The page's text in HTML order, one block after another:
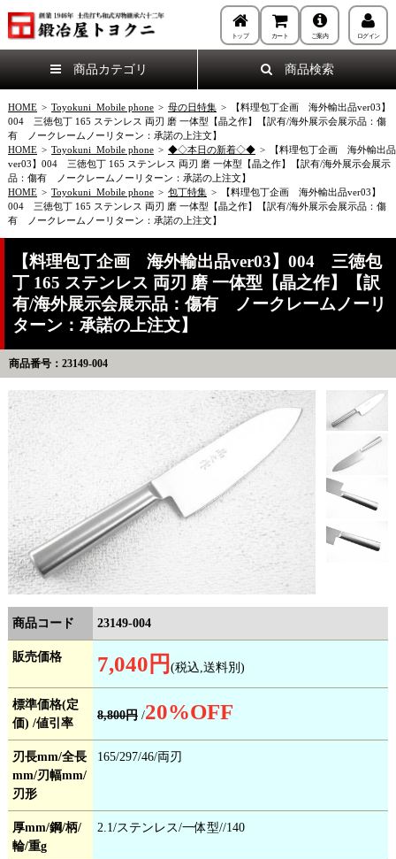
トップ カート ご案内 ログイン
商品カテゴリ 商品検索
HOME > Toyokuni_Mobile phone > 母の日特集 >
【料理包丁企画 海外輸出品ver03】
004 三徳包丁 165 ステンレス 両刃 磨 一体型【晶之作】【訳有/海外展示会展示品：傷
有 ノークレームノーリターン：承諾の上注文】
HOME > Toyokuni_Mobile phone > ◆◇本日の新着◇◆ >
【料理包丁企画 海外輸出品
ver03】004 三徳包丁 165 ステンレス 両刃 磨 一体型【晶之作】【訳有/海外展示会展示
品：傷有 ノークレームノーリターン：承諾の上注文】
HOME > Toyokuni_Mobile phone > 包丁特集 >
【料理包丁企画 海外輸出品ver03】
004 三徳包丁 165 ステンレス 両刃 磨 一体型【晶之作】【訳有/海外展示会展示品：傷
有 ノークレームノーリターン：承諾の上注文】
【料理包丁企画 海外輸出品ver03】004 三徳包
丁 165 ステンレス 両刃 磨 一体型【晶之作】【訳
有/海外展示会展示品：傷有 ノークレームノーリ
ターン：承諾の上注文】
商品番号：23149-004
商品コード 23149-004
販売価格 7,040円 (税込,送料別)
標準価格(定
価) /値引率
8,800円 /20%OFF
刃長mm/全長
mm/刃幅mm/
刃形
165/297/46/両刃
厚mm/鋼/柄/
輪/重g
2.1/ステンレス/一体型//140